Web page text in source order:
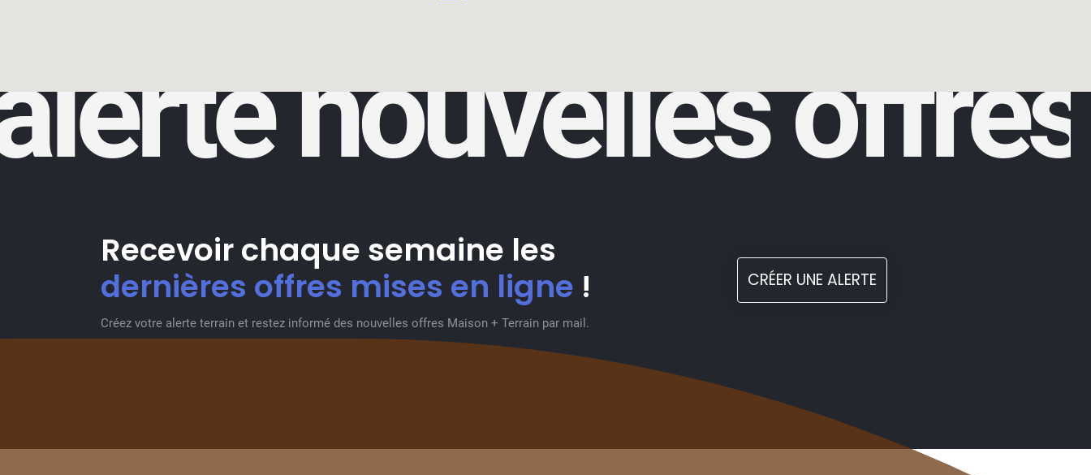
nouvelles offres
Recevoir chaque semaine les
dernières offres mises en ligne !
Créez votre alerte terrain et restez informé des nouvelles offres Maison + Terrain par mail.
CRÉER UNE ALERTE